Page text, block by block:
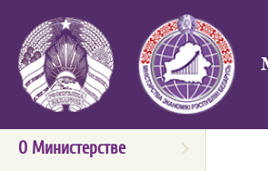
О Министерстве